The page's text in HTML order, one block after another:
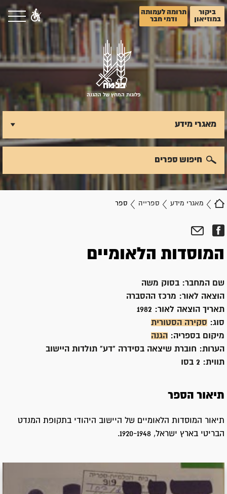
ביקור
במוזיאון
תרומה לעמותה
ודמי חבר
פלוגות המחץ של ההגנה
מאגרי מידע ספרייה ספר
מאגרי מידע
חיפוש ספרים
המוסדות הלאומיים
שם המחבר: בסוק משה
הוצאה לאור: מרכז ההסברה
תאריך הוצאה לאור:
סוג: סקירה הסטורית
מיקום בספריה:
הגנה
הערות: חוברת שיצאה בסידרה "דע" תולדות היישוב
תווית: 2 בסו
תיאור הספר
תיאור המוסדות הלאומיים של היישוב היהודי בתקופת המנדט
הבריטי בארץ ישראל, 1920-1948.